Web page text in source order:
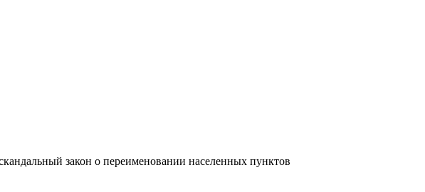
закон о переименовании населенных пунктов